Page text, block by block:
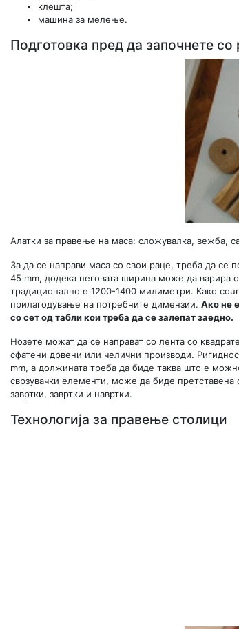
клешта;
машина за мелење.
Подготовка пред да започнете со
Алатки за правење на маса: сложувалка, вежба,
За да се направи маса со свои раце, треба да се
45 mm, додека неговата ширина може да варира
традиционално е 1200-1400 милиметри. Како
прилагодување на потребните димензии. Ако не
со сет од табли кои треба да се залепат заедно.
Нозете можат да се направат со лента со
сфатени дрвени или челични производи.
mm, а должината треба да биде таква што е
сврзувачки елементи, може да биде
завртки, завртки и навртки.
Технологија за правење столици